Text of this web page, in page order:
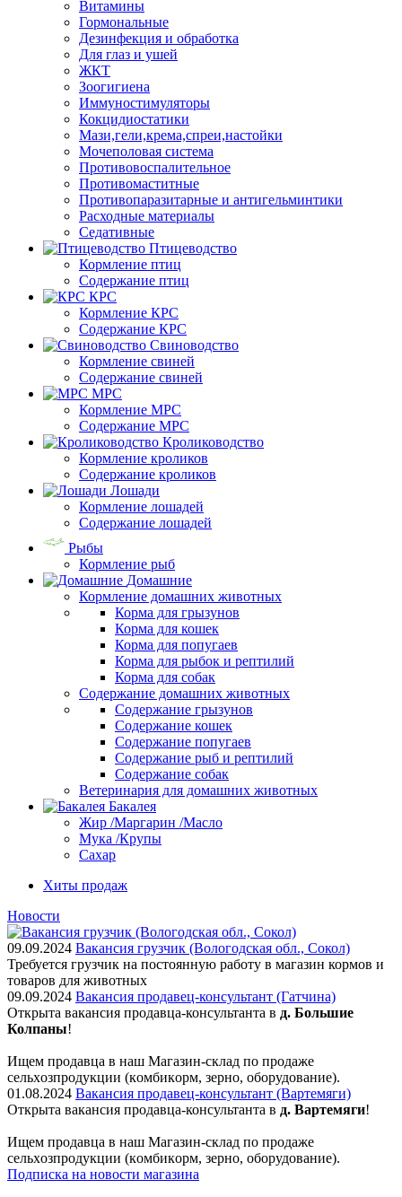
Витамины
Гормональные
Дезинфекция и обработка
Для глаз и ушей
ЖКТ
Зоогигиена
Иммуностимуляторы
Кокцидиостатики
Мази,гели,крема,спреи,настойки
Мочеполовая система
Противовоспалительное
Противомаститные
Противопаразитарные и антигельминтики
Расходные материалы
Седативные
Птицеводство
Кормление птиц
Содержание птиц
КРС
Кормление КРС
Содержание КРС
Свиноводство
Кормление свиней
Содержание свиней
МРС
Кормление МРС
Содержание МРС
Кролиководство
Кормление кроликов
Содержание кроликов
Лошади
Кормление лошадей
Содержание лошадей
Рыбы
Кормление рыб
Домашние
Кормление домашних животных
Корма для грызунов
Корма для кошек
Корма для попугаев
Корма для рыбок и рептилий
Корма для собак
Содержание домашних животных
Содержание грызунов
Содержание кошек
Содержание попугаев
Содержание рыб и рептилий
Содержание собак
Ветеринария для домашних животных
Бакалея
Жир /Маргарин /Масло
Мука /Крупы
Сахар
Хиты продаж
Новости
09.09.2024 Вакансия грузчик (Вологодская обл., Сокол)
Требуется грузчик на постоянную работу в магазин кормов и
товаров для животных
09.09.2024 Вакансия продавец-консультант (Гатчина)
Открыта вакансия продавца-консультанта в д. Большие
Колпаны!
Ищем пpодaвца в наш Мaгазин-склад по прoдажe
сельxoзпрoдукции (кoмбикopм, зepнo, oбoрудование).
01.08.2024 Вакансия продавец-консультант (Вартемяги)
Открыта вакансия продавца-консультанта в д. Вартемяги!
Ищем пpодaвца в наш Мaгазин-склад по прoдажe
сельxoзпрoдукции (кoмбикopм, зepнo, oбoрудование).
Подписка на новости магазина